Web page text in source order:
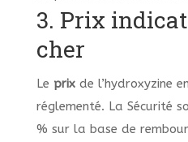
3. Prix
cher
Le prixde l’hydroxyzine
réglementé. La Sécurité
% sur la base de